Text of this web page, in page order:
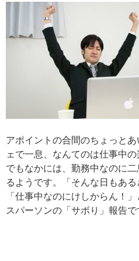
アポイントの合間のちょっと
ェで一息、なんてのは仕事中の
でもなかには、勤務中なのに
るようです。「そんな日もある
「仕事中なのにけしからん！
スパーソンの「サボり」報告で